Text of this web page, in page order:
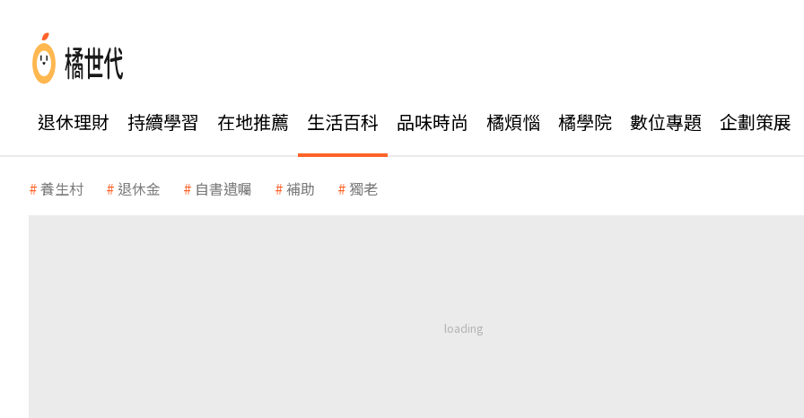
退休理財 持續學習 在地推薦 生活百科 品味時尚 橘煩惱 橘學院 數位專題 企劃策展
養生村 退休金 自書遺囑 補助 獨老